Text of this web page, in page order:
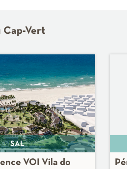
Cap-Vert
SAL
VOI Vila do